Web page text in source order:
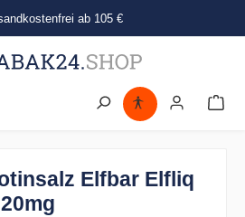
ab 105 €
Elfbar Elfliq